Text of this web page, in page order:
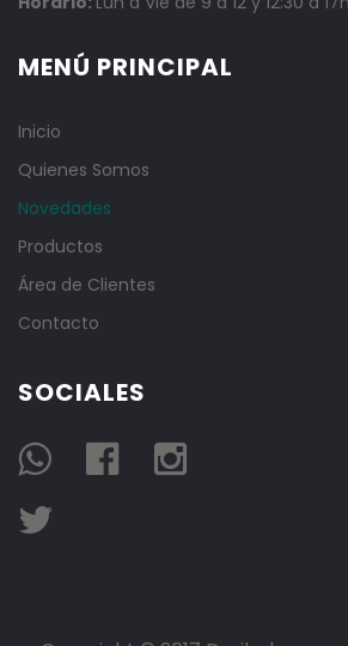
MENÚ PRINCIPAL
Inicio
Quienes Somos
Novedades
Productos
Área de Clientes
Contacto
SOCIALES